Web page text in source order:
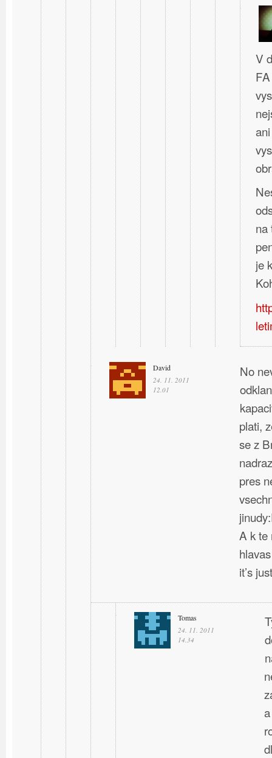
V
na
je
David
24. 11. 2011
12.01
No
plati,
se z
pres
A k te
it’s
Tomas
24. 11. 2011
14.34